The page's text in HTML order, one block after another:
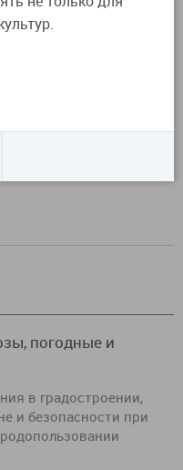
погодные и
в градостроении,
и безопасности при